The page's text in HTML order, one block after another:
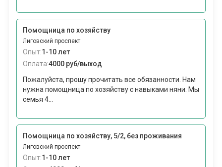
Помощница по хозяйству
Лиговский проспект
Опыт:1-10 лет
Оплата:4000 руб/выход
Пожалуйста, прошу прочитать все обязанности. Нам
нужна помощница по хозяйству с навыками няни. Мы
семья 4...
Помощница по хозяйству, 5/2, без проживания
Лиговский проспект
Опыт:1-10 лет